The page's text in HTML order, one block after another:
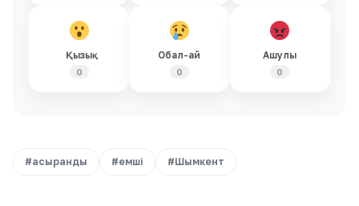
Қызық
0
Обал-ай
0
Ашулы
0
#асыранды #емші #Шымкент